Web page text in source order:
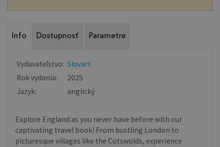
Info Dostupnosť Parametre
Vydavateľstvo: Slovart
Rok vydania:
2025
Jazyk:
anglický
Explore England as you never have before with our
captivating travel book! From bustling London to
picturesque villages like the Cotswolds, experience